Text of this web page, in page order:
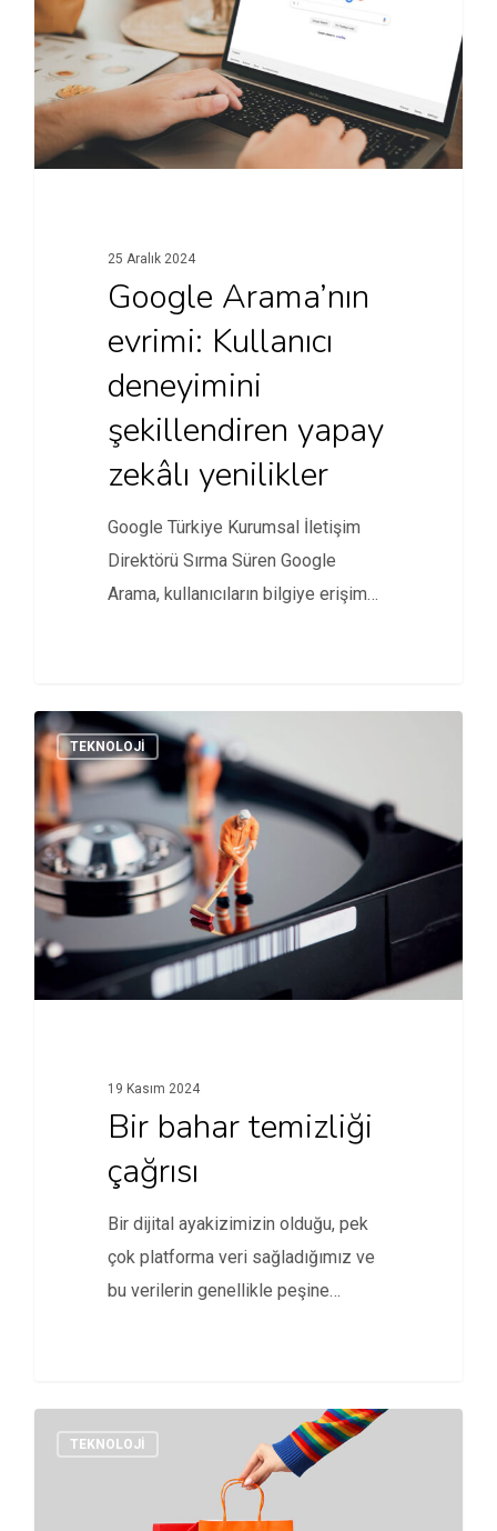
25 Aralık 2024
Google Arama’nın
evrimi: Kullanıcı
deneyimini
şekillendiren yapay
zekâlı yenilikler
Google Türkiye Kurumsal İletişim
Direktörü Sırma Süren Google
Arama, kullanıcıların bilgiye erişim
TEKNOLOJI
19 Kasım 2024
Bir bahar temizliği
çağrısı
Bir dijital ayakizimizin olduğu, pek
çok platforma veri sağladığımız ve
bu verilerin genellikle peşine
TEKNOLOJI